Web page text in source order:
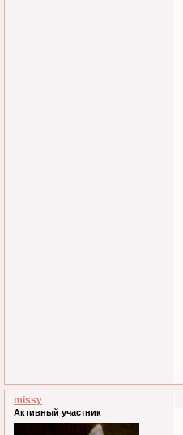
missy
Активный участник